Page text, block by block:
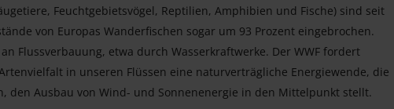
Feuchtgebietsvögel, Reptilien, Amphibien und Fische) sind seit
von Europas Wanderfischen sogar um 93 Prozent eingebrochen.
Flussverbauung, etwa durch Wasserkraftwerke. Der WWF fordert
in unseren Flüssen eine naturverträgliche Energiewende, die
den Ausbau von Wind- und Sonnenenergie in den Mittelpunkt stellt.